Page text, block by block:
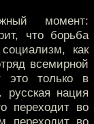
момент:
что борьба
как
всемирной
это только в
русская нация
переходит во